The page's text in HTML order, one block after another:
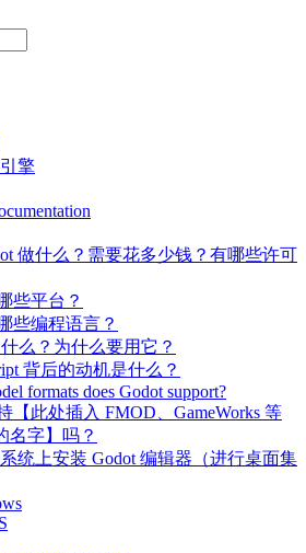
擎
做什么？需要花多少钱？有哪些许可
些平台？
些编程语言？
么？为什么要用它？
背后的动机是什么？
formats does Godot support?
【此处插入 FMOD、GameWorks 等
名字】吗？
统上安装 Godot 编辑器（进行桌面集